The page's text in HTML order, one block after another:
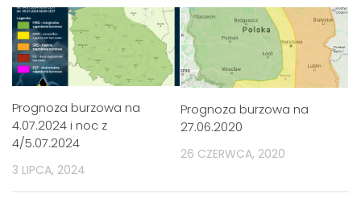
Prognoza burzowa na
4.07.2024 i noc z
4/5.07.2024
3 LIPCA, 2024
Prognoza burzowa na
27.06.2020
26 CZERWCA, 2020